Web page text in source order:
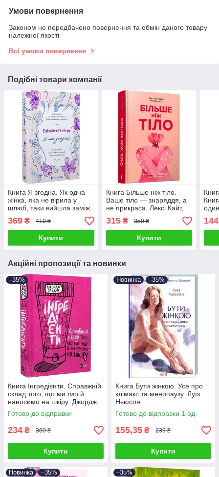
Умови повернення
Законом не передбачено повернення та обмін даного товару
належної якості
Всі умови повернення
Подібні товари компанії
Книга Я згодна. Як одна
жінка, яка не вірила у
шлюб, таки вийшла заміж.
Елізабет Ґілберт
369 ₴ 410 ₴
Купити
Книга Більше ніж тіло.
Ваше тіло — знаряддя, а
не прикраса. Лексі Кайт,
Ліндсі Кайт
315₴ 350 ₴
Купити
Акційні пропозиції та новинки
–35%
Книга Інгредієнти. Справжній
склад того, що ми їмо й
наносимо на шкіру. Джордж
Зайдан
Готово до відправки
234 ₴ 360 ₴
Купити
Новинка –35%
Книга Бути жінкою. Усе про
клімакс та менопаузу. Луїз
Ньюсон
Готово до відправки 1 од.
155,35 ₴ 239 ₴
Купити
Новинка –35% –35%